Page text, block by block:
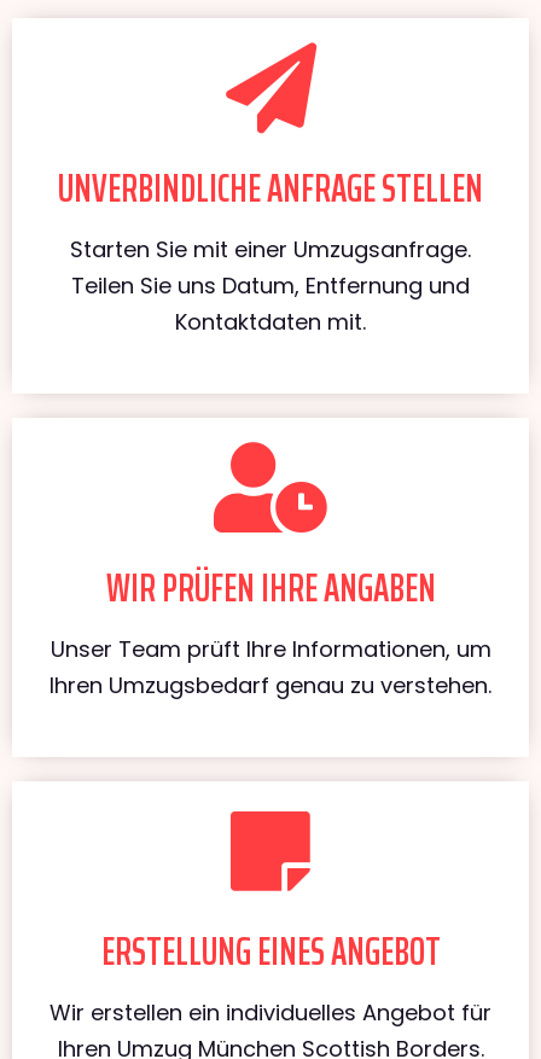
UNVERBINDLICHE ANFRAGE STELLEN
Starten Sie mit einer Umzugsanfrage.
Teilen Sie uns Datum, Entfernung und
Kontaktdaten mit.
WIR PRÜFEN IHRE ANGABEN
Unser Team prüft Ihre Informationen, um
Ihren Umzugsbedarf genau zu verstehen.
ERSTELLUNG EINES ANGEBOT
Wir erstellen ein individuelles Angebot für
Ihren Umzug München Scottish Borders.